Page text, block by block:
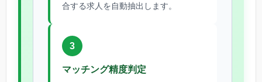
合する求人を自動抽出します。
3
マッチング精度判定